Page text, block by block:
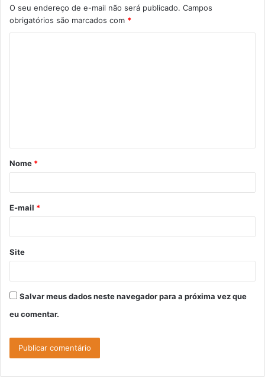
O seu endereço de e-mail não será publicado. Campos
obrigatórios são marcados com *
á
r
*
Nome *
E-mail *
Site
Salvar meus dados neste navegador para a próxima vez que
eu comentar.